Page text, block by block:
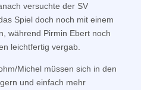
versuchte der SV
Spiel doch noch mit einem
während Pirmin Ebert noch
leichtfertig vergab.
Michel müssen sich in den
und einfach mehr